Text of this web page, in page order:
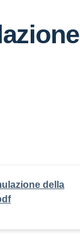
della